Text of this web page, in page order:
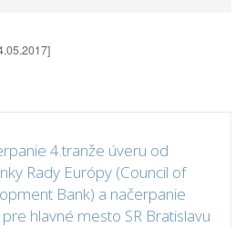
4.tranže úveru od
Rady Európy (Council of
Bank) a načerpanie
hlavné mesto SR Bratislavu